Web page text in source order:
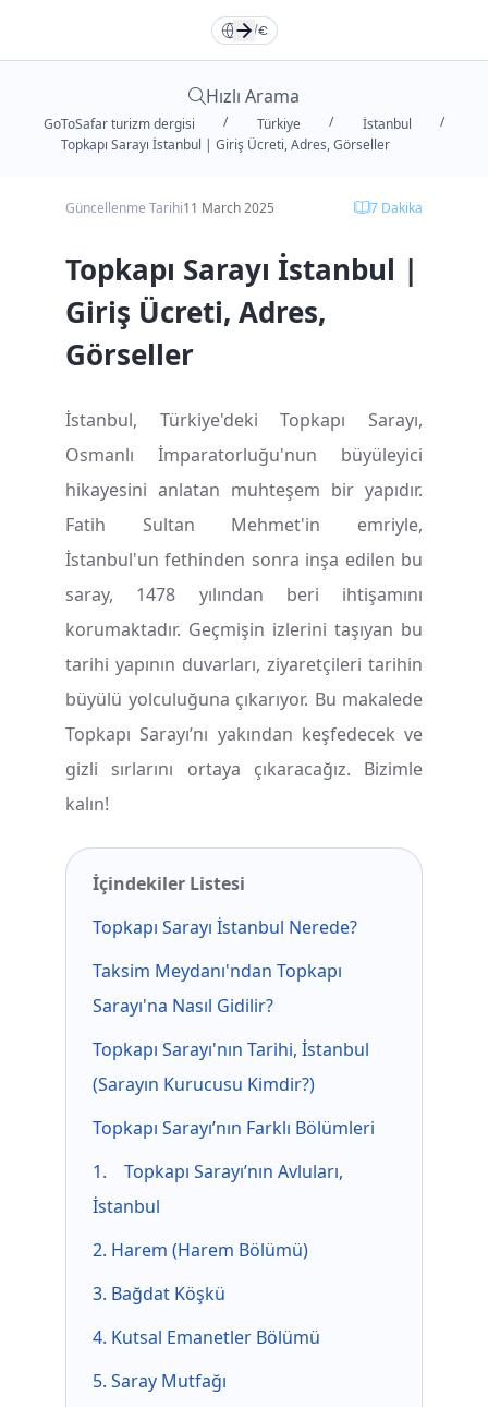
TR/€
TR English
فارسی FA العربية AR
Tümen TL
GoToSafar turizm dergisi / Türkiye / İstanbul
/
Topkapı Sarayı İstanbul | Giriş Ücreti, Adres, Görseller
Hızlı Arama
Güncellenme Tarihi11 March 2025 7 Dakika
Topkapı Sarayı İstanbul |
Giriş Ücreti, Adres,
Görseller
İstanbul, Türkiye'deki Topkapı Sarayı,
Osmanlı İmparatorluğu'nun büyüleyici
hikayesini anlatan muhteşem bir yapıdır.
Fatih Sultan Mehmet'in emriyle,
İstanbul'un fethinden sonra inşa edilen bu
saray, 1478 yılından beri ihtişamını
korumaktadır. Geçmişin izlerini taşıyan bu
tarihi yapının duvarları, ziyaretçileri tarihin
büyülü yolculuğuna çıkarıyor. Bu makalede
Topkapı Sarayı’nı yakından keşfedecek ve
gizli sırlarını ortaya çıkaracağız. Bizimle
kalın!
İçindekiler Listesi
Topkapı Sarayı İstanbul Nerede?
Taksim Meydanı'ndan Topkapı
Sarayı'na Nasıl Gidilir?
Topkapı Sarayı'nın Tarihi, İstanbul
(Sarayın Kurucusu Kimdir?)
Topkapı Sarayı’nın Farklı Bölümleri
1. Topkapı Sarayı’nın Avluları,
İstanbul
2. Harem (Harem Bölümü)
3. Bağdat Köşkü
4. Kutsal Emanetler Bölümü
5. Saray Mutfağı
TR English
فارسی FA العربية AR
Toman TL